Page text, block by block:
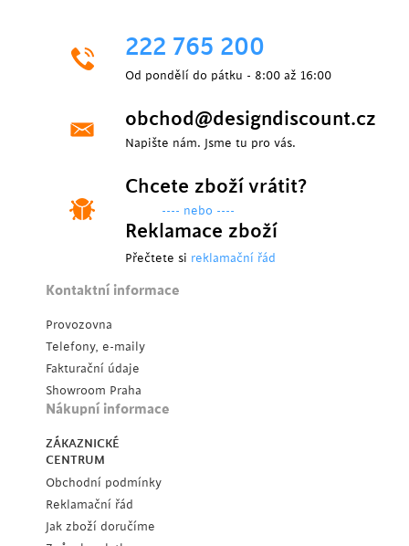
222 765 200
Od pondělí do pátku - 8:00 až 16:00
obchod@designdiscount.cz
Napište nám. Jsme tu pro vás.
Chcete zboží vrátit?
---- nebo ----
Reklamace zboží
Přečtete si reklamační řád
Kontaktní informace
Provozovna
Telefony, e-maily
Fakturační údaje
Showroom Praha
Nákupní informace
ZÁKAZNICKÉ
CENTRUM
Obchodní podmínky
Reklamační řád
Jak zboží doručíme